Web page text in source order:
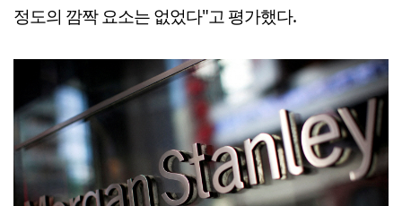
정도의 깜짝 요소는 없었다"고 평가했다.